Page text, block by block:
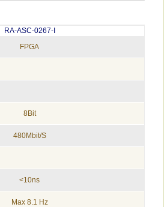
RA-ASC-0267-I
FPGA
8Bit
480Mbit/S
10ns>
Max 8.1 Hz